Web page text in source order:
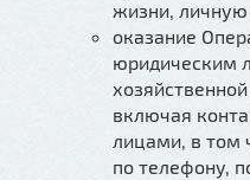
жизни,
оказание
юридическим
включая
лицами, в том
по телефону,